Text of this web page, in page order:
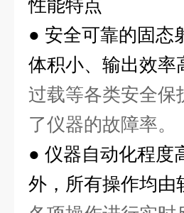
性能特点
● 安全可靠的固态
体积小、输出效率
过载等各类安全保
了仪器的故障率。
● 仪器自动化程度
外，所有操作均由